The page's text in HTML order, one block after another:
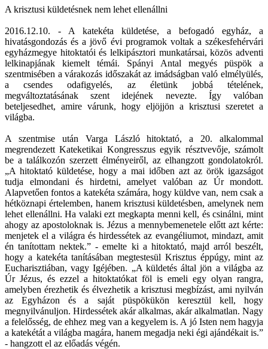
A krisztusi küldetésnek nem lehet ellenállni
2016.12.10. - A katekéta küldetése, a befogadó egyház, a
hivatásgondozás és a jövő évi programok voltak a székesfehérvári
egyházmegye hitoktatói és lelkipásztori munkatársai, közös adventi
lelkinapjának kiemelt témái. Spányi Antal megyés püspök a
szentmisében a várakozás időszakát az imádságban való elmélyülés,
a csendes odafigyelés, az életünk jobbá tételének,
megváltoztatásának szent idejének nevezte. Így valóban
beteljesedhet, amire várunk, hogy eljöjjön a krisztusi szeretet a
világba.
A szentmise után Varga László hitoktató, a 20. alkalommal
megrendezett Kateketikai Kongresszus egyik résztvevője, számolt
be a találkozón szerzett élményeiről, az elhangzott gondolatokról.
„A hitoktató küldetése, hogy a mai időben azt az örök igazságot
tudja elmondani és hirdetni, amelyet valóban az Úr mondott.
Alapvetően fontos a katekéta számára, hogy küldve van, nem csak a
hétköznapi értelemben, hanem krisztusi küldetésben, amelynek nem
lehet ellenállni. Ha valaki ezt megkapta menni kell, és csinálni, mint
ahogy az apostoloknak is. Jézus a mennybemenetele előtt azt kérte:
menjetek el a világra és hirdessétek az evangéliumot, mindazt, amit
én tanítottam nektek.” - emelte ki a hitoktató, majd arról beszélt,
hogy a katekéta tanításában megtestesül Krisztus éppúgy, mint az
Eucharisztiában, vagy Igéjében. „A küldetés által jön a világba az
Úr Jézus, és ezzel a hitoktatókat föl is emeli egy olyan rangra,
amelyben érezhetik és élvezhetik a krisztusi megbízást, ami nyilván
az Egyházon és a saját püspökükön keresztül kell, hogy
megnyilvánuljon. Hirdessétek akár alkalmas, akár alkalmatlan. Nagy
a felelősség, de ehhez meg van a kegyelem is. A jó Isten nem hagyja
a katekétát a világba magára, hanem megadja neki égi ajándékait is.”
- hangzott el az előadás végén.